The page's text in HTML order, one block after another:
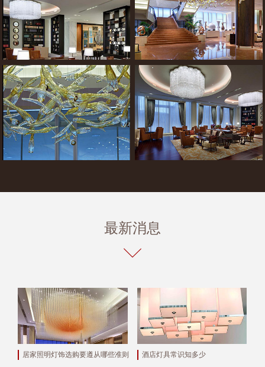
最新消息
居家照明灯饰选购要遵从哪些准则 酒店灯具常识知多少